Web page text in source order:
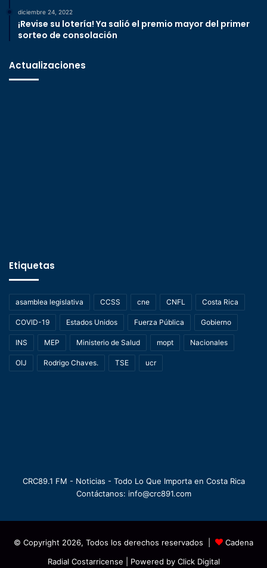
diciembre 24, 2022
¡Revise su lotería! Ya salió el premio mayor del primer
sorteo de consolación
Actualizaciones
Etiquetas
asamblea legislativa CCSS cne CNFL Costa Rica
COVID-19 Estados Unidos Fuerza Pública Gobierno
INS MEP Ministerio de Salud mopt Nacionales
OIJ Rodrigo Chaves. TSE ucr
CRC89.1 FM - Noticias - Todo Lo Que Importa en Costa Rica
Contáctanos: info@crc891.com
© Copyright 2026, Todos los derechos reservados |
Cadena
Radial Costarricense | Powered by Click Digital